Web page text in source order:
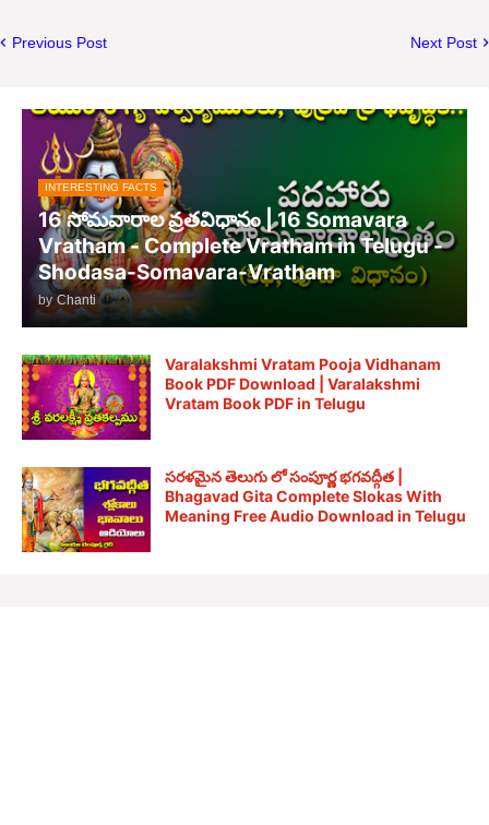
Previous Post Next Post
INTERESTING FACTS
16 సోమవారాల వ్రతవిధానం | 16 Somavara
Vratham - Complete Vratham in Telugu -
Shodasa-Somavara-Vratham
by Chanti
Varalakshmi Vratam Pooja Vidhanam
Book PDF Download | Varalakshmi
Vratam Book PDF in Telugu
సరళమైన తెలుగు లో సంపూర్ణ భగవద్గీత |
Bhagavad Gita Complete Slokas With
Meaning Free Audio Download in Telugu